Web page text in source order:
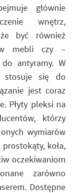
głównie
wnętrz,
być również
mebli czy –
antyramy. W
stosuje się do
jest coraz
Płyty pleksi na
którzy
wymiarów
koła,
oczekiwaniom
zarówno
Dostępne